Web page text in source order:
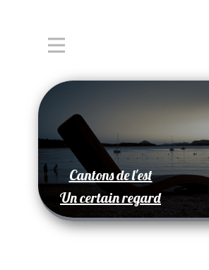
Cantons de l'est
Un certain regard